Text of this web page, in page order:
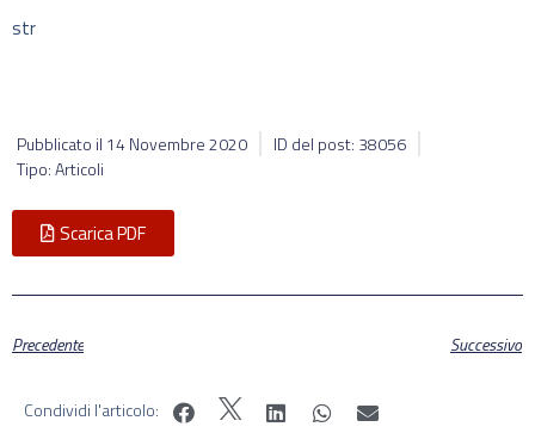
str
Pubblicato il 14 Novembre 2020
ID del post: 38056
Tipo: Articoli
Scarica PDF
Precedente Successivo
Condividi l'articolo: